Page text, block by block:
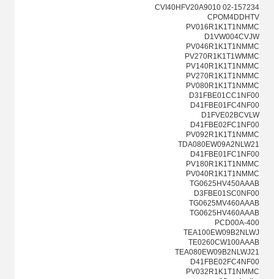
02-157234 CVI40HFV20A9010
CPOM4DDHTV
PV016R1K1T1NMMC
D1VW004CVJW
PV046R1K1T1NMMC
PV270R1K1T1WMMC
PV140R1K1T1NMMC
PV270R1K1T1NMMC
PV080R1K1T1NMMC
D31FBE01CC1NF00
D41FBE01FC4NF00
D1FVE02BCVLW
D41FBE02FC1NF00
PV092R1K1T1NMMC
TDA080EW09A2NLW21
D41FBE01FC1NF00
PV180R1K1T1NMMC
PV040R1K1T1NMMC
TG0625HV450AAAB
D3FBE01SC0NF00
TG0625MV460AAAB
TG0625HV460AAAB
PCD00A-400
TEA100EW09B2NLWJ
TE0260CW100AAAB
TEA080EW09B2NLWJ21
D41FBE02FC4NF00
PV032R1K1T1NMMC